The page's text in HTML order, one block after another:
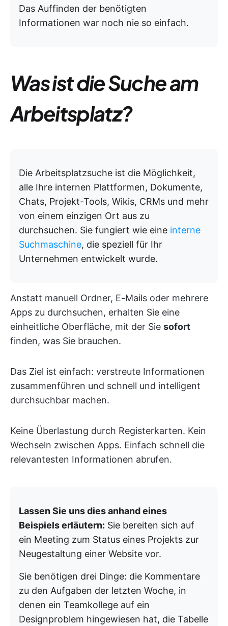
Das Auffinden der benötigten
Informationen war noch nie so einfach.
Was ist die Suche am
Arbeitsplatz?
Die Arbeitsplatzsuche ist die Möglichkeit,
alle Ihre internen Plattformen, Dokumente,
Chats, Projekt-Tools, Wikis, CRMs und mehr
von einem einzigen Ort aus zu
durchsuchen. Sie fungiert wie eine interne
Suchmaschine, die speziell für Ihr
Unternehmen entwickelt wurde.
Anstatt manuell Ordner, E-Mails oder mehrere
Apps zu durchsuchen, erhalten Sie eine
einheitliche Oberfläche, mit der Sie sofort
finden, was Sie brauchen.
Das Ziel ist einfach: verstreute Informationen
zusammenführen und schnell und intelligent
durchsuchbar machen.
Keine Überlastung durch Registerkarten. Kein
Wechseln zwischen Apps. Einfach schnell die
relevantesten Informationen abrufen.
Lassen Sie uns dies anhand eines
Beispiels erläutern: Sie bereiten sich auf
ein Meeting zum Status eines Projekts zur
Neugestaltung einer Website vor.
Sie benötigen drei Dinge: die Kommentare
zu den Aufgaben der letzten Woche, in
denen ein Teamkollege auf ein
Designproblem hingewiesen hat, die Tabelle